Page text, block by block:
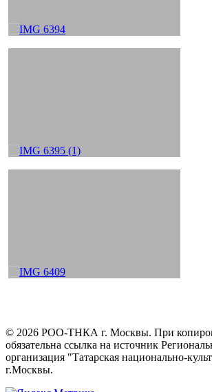
© 2026 РОО-ТНКА г. Москвы. При
обязательна ссылка на источник
организация "Татарская национально-
г.Москвы.